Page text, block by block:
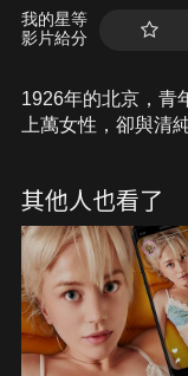
我的星等
影片給分
1926年的北京，青
上萬女性，卻與清
未婚夫發現後妒火
劇院。杜雲嫣自此
的劇院每逢月圓之
其他人也看了